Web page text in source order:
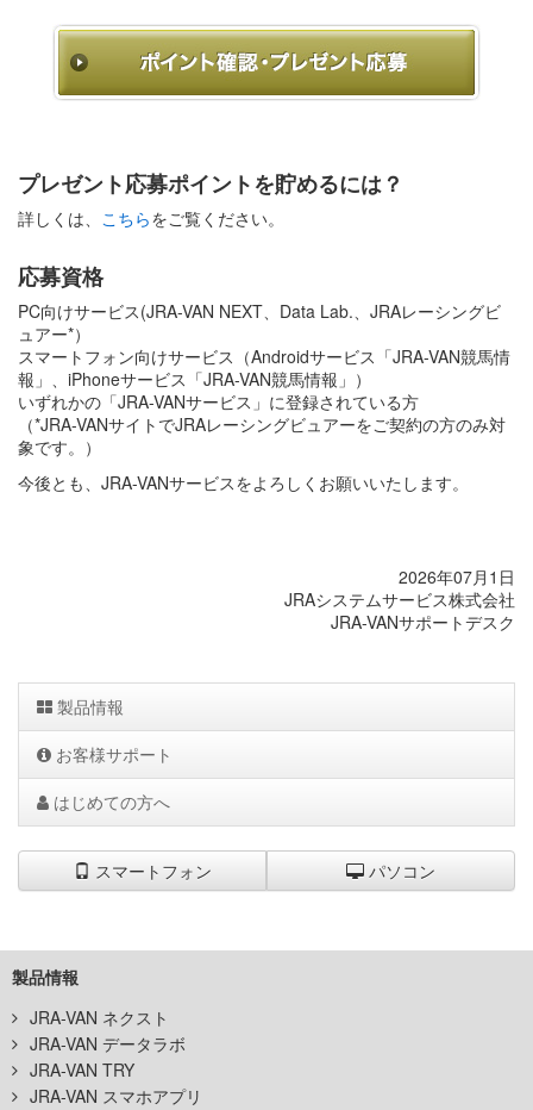
プレゼント応募ポイントを貯めるには？
詳しくは、 こちらをご覧ください。
応募資格
PC向けサービス(JRA-VAN NEXT、Data Lab.、JRAレーシングビ
ュアー*）
スマートフォン向けサービス（Androidサービス「JRA-VAN競馬情
報」、iPhoneサービス「JRA-VAN競馬情報」）
いずれかの「JRA-VANサービス」に登録されている方
（*JRA-VANサイトでJRAレーシングビュアーをご契約の方のみ対
象です。）
今後とも、JRA-VANサービスをよろしくお願いいたします。
2026年07月1日
JRAシステムサービス株式会社
JRA-VANサポートデスク
製品情報
お客様サポート
はじめての方へ
スマートフォン パソコン
製品情報
JRA-VAN ネクスト
JRA-VAN データラボ
JRA-VAN TRY
JRA-VAN スマホアプリ